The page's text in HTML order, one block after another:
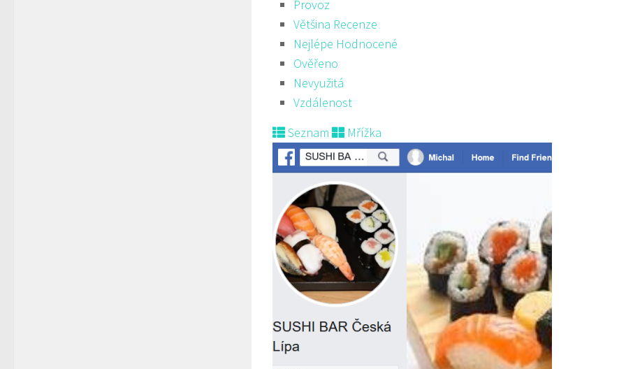
Provoz
Většina Recenze
Nejlépe Hodnocené
Ověřeno
Nevyužitá
Vzdálenost
Seznam
Mřížka